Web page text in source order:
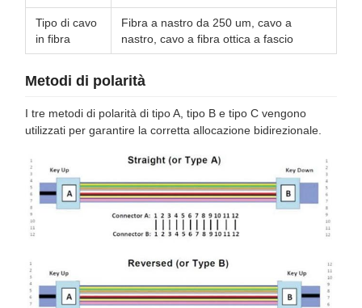
Tipo di cavo
in fibra
Fibra a nastro da 250 um, cavo a
nastro, cavo a fibra ottica a fascio
Metodi di polarità
I tre metodi di polarità di tipo A, tipo B e tipo C vengono
utilizzati per garantire la corretta allocazione bidirezionale.